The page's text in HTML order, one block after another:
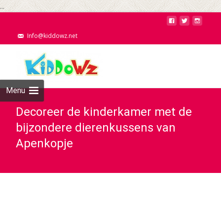
...
Info@kiddowz.net
Menu
Decoreer de kinderkamer met de
bijzondere dierenkussens van
Apenkopje